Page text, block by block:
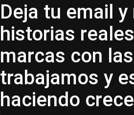
Deja tu email y
historias
marcas con
trabajamos y
haciendo